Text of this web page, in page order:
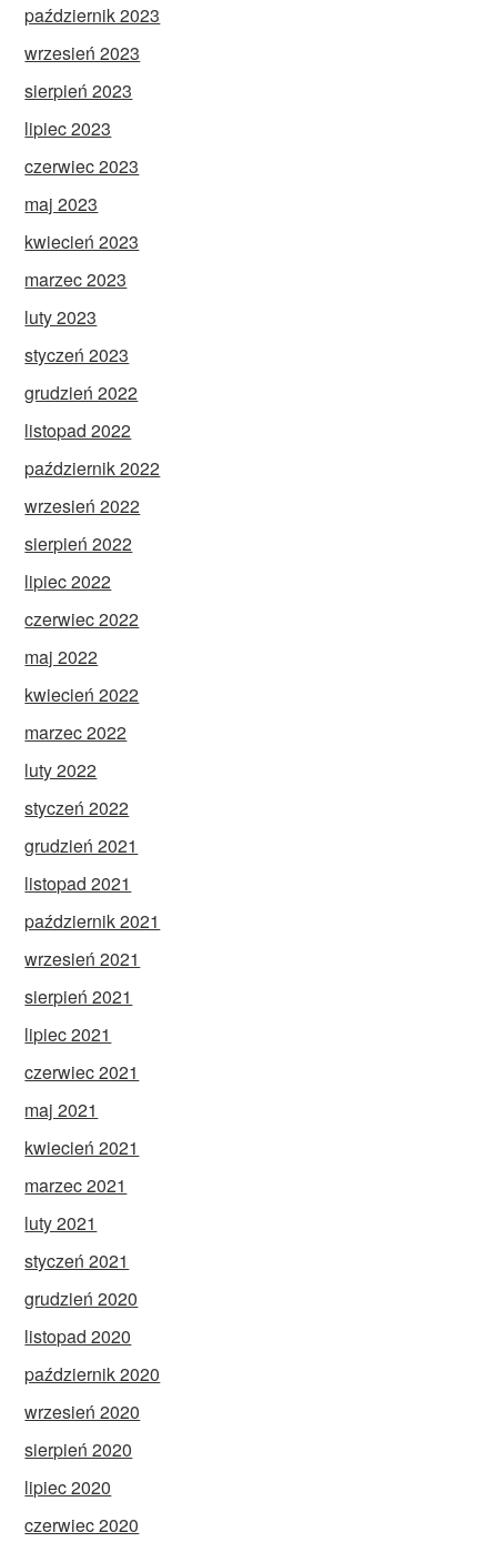
październik 2023
wrzesień 2023
sierpień 2023
lipiec 2023
czerwiec 2023
maj 2023
kwiecień 2023
marzec 2023
luty 2023
styczeń 2023
grudzień 2022
listopad 2022
październik 2022
wrzesień 2022
sierpień 2022
lipiec 2022
czerwiec 2022
maj 2022
kwiecień 2022
marzec 2022
luty 2022
styczeń 2022
grudzień 2021
listopad 2021
październik 2021
wrzesień 2021
sierpień 2021
lipiec 2021
czerwiec 2021
maj 2021
kwiecień 2021
marzec 2021
luty 2021
styczeń 2021
grudzień 2020
listopad 2020
październik 2020
wrzesień 2020
sierpień 2020
lipiec 2020
czerwiec 2020